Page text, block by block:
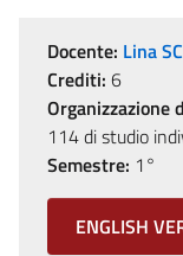
Docente: Lina
Crediti: 6
Organizzazione
114 di studio
Semestre: 1°
ENGLISH